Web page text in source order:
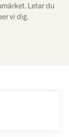
Letar du
vi dig.